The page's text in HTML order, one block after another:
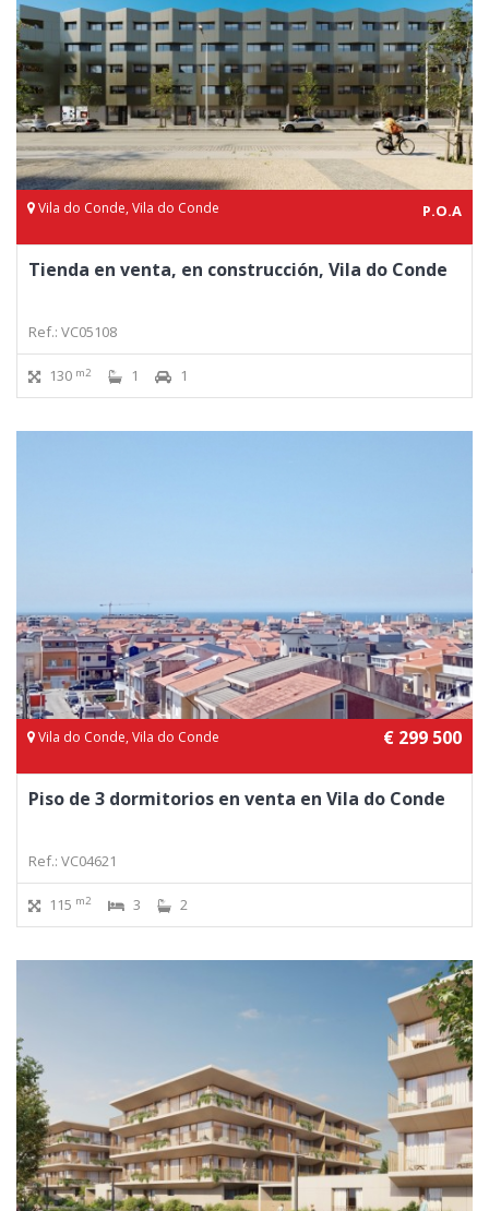
Vila do Conde, Vila do Conde P.O.A
Tienda en venta, en construcción, Vila do Conde
Ref.: VC05108
130 m2 1 1
Vila do Conde, Vila do Conde € 299 500
Piso de 3 dormitorios en venta en Vila do Conde
Ref.: VC04621
115 m2 3 2